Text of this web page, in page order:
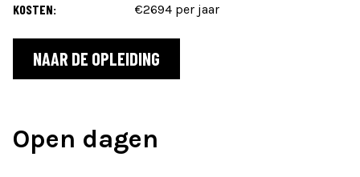
KOSTEN:
€2694 per jaar
NAAR DE OPLEIDING
Open dagen